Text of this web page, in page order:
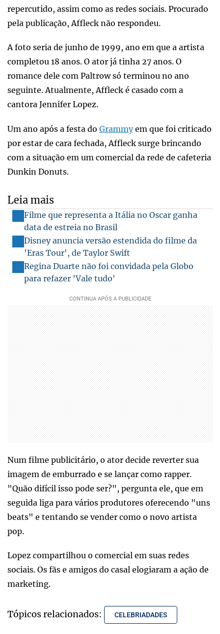
repercutido, assim como as redes sociais. Procurado
pela publicação, Affleck não respondeu.
A foto seria de junho de 1999, ano em que a artista
completou 18 anos. O ator já tinha 27 anos. O
romance dele com Paltrow só terminou no ano
seguinte. Atualmente, Affleck é casado com a
cantora Jennifer Lopez.
Um ano após a festa do Grammyem que foi criticado
por estar de cara fechada, Affleck surge brincando
com a situação em um comercial da rede de cafeteria
Dunkin Donuts.
Leia mais
Filme que representa a Itália no Oscar ganha
data de estreia no Brasil
Disney anuncia versão estendida do filme da
'Eras Tour', de Taylor Swift
Regina Duarte não foi convidada pela Globo
para refazer 'Vale tudo'
Num filme publicitário, o ator decide reverter sua
imagem de emburrado e se lançar como rapper.
"Quão difícil isso pode ser?", pergunta ele, que em
seguida liga para vários produtores oferecendo "uns
beats" e tentando se vender como o novo artista
pop.
Lopez compartilhou o comercial em suas redes
sociais. Os fãs e amigos do casal elogiaram a ação de
marketing.
Tópicos relacionados: CELEBRIADADES